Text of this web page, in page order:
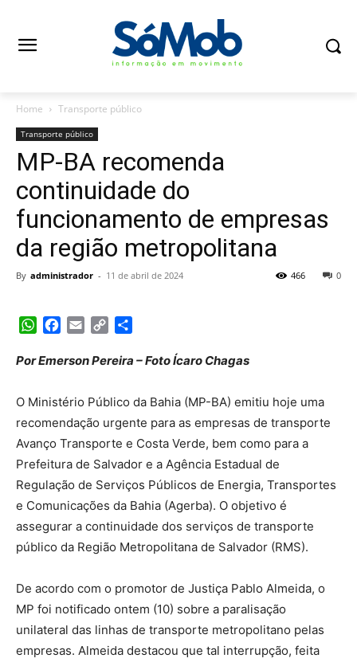
Home Transporte público
Transporte público
MP-BA recomenda
continuidade do
funcionamento de empresas
da região metropolitana
By administrador - 11 de abril de 2024 0
466
WhatsApp
Facebook
Email Copy
Por Emerson Pereira – Foto Ícaro Chagas
O Ministério Público da Bahia (MP-BA) emitiu hoje uma
recomendação urgente para as empresas de transporte
Avanço Transporte e Costa Verde, bem como para a
Prefeitura de Salvador e a Agência Estadual de
Regulação de Serviços Públicos de Energia, Transportes
e Comunicações da Bahia (Agerba). O objetivo é
assegurar a continuidade dos serviços de transporte
público da Região Metropolitana de Salvador (RMS).
De acordo com o promotor de Justiça Pablo Almeida, o
MP foi notificado ontem (10) sobre a paralisação
unilateral das linhas de transporte metropolitano pelas
empresas. Almeida destacou que tal interrupção, feita